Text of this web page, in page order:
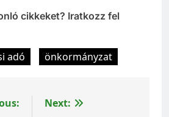
cikkeket? Iratkozz fel
adó önkormányzat
Next: